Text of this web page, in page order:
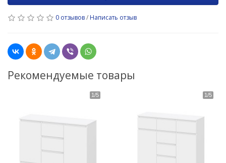
0 отзывов/ Написать отзыв
Рекомендуемые товары